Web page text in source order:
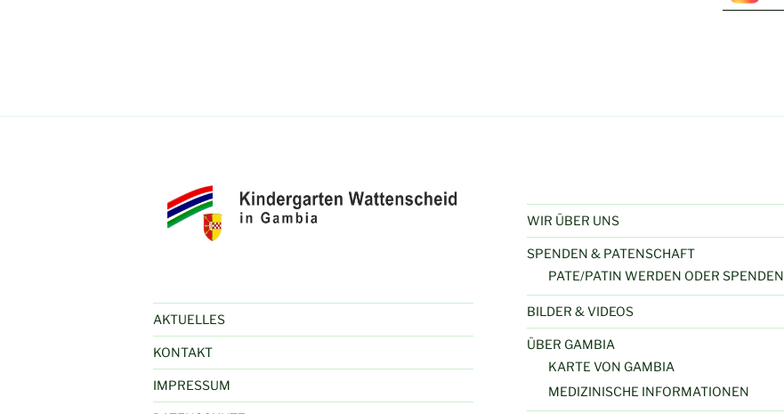
AKTUELLES
KONTAKT
IMPRESSUM
WIR ÜBER UNS
SPENDEN & PATENSCHAFT
PATE/PATIN WERDEN ODER SPENDEN
BILDER & VIDEOS
ÜBER GAMBIA
KARTE VON GAMBIA
MEDIZINISCHE INFORMATIONEN